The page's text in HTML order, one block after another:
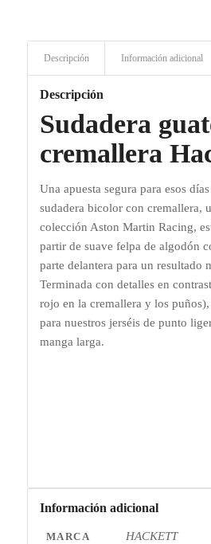
Descripción Información adicional
Descripción
Sudadera
cremallera
Una apuesta segura para esos
sudadera bicolor con cremallera,
colección Aston Martin Racing,
partir de suave felpa de algodón
parte delantera para un resultado
Terminada con detalles en
rojo en la cremallera y los
para nuestros jerséis de punto
manga larga.
Información adicional
MARCA HACKETT